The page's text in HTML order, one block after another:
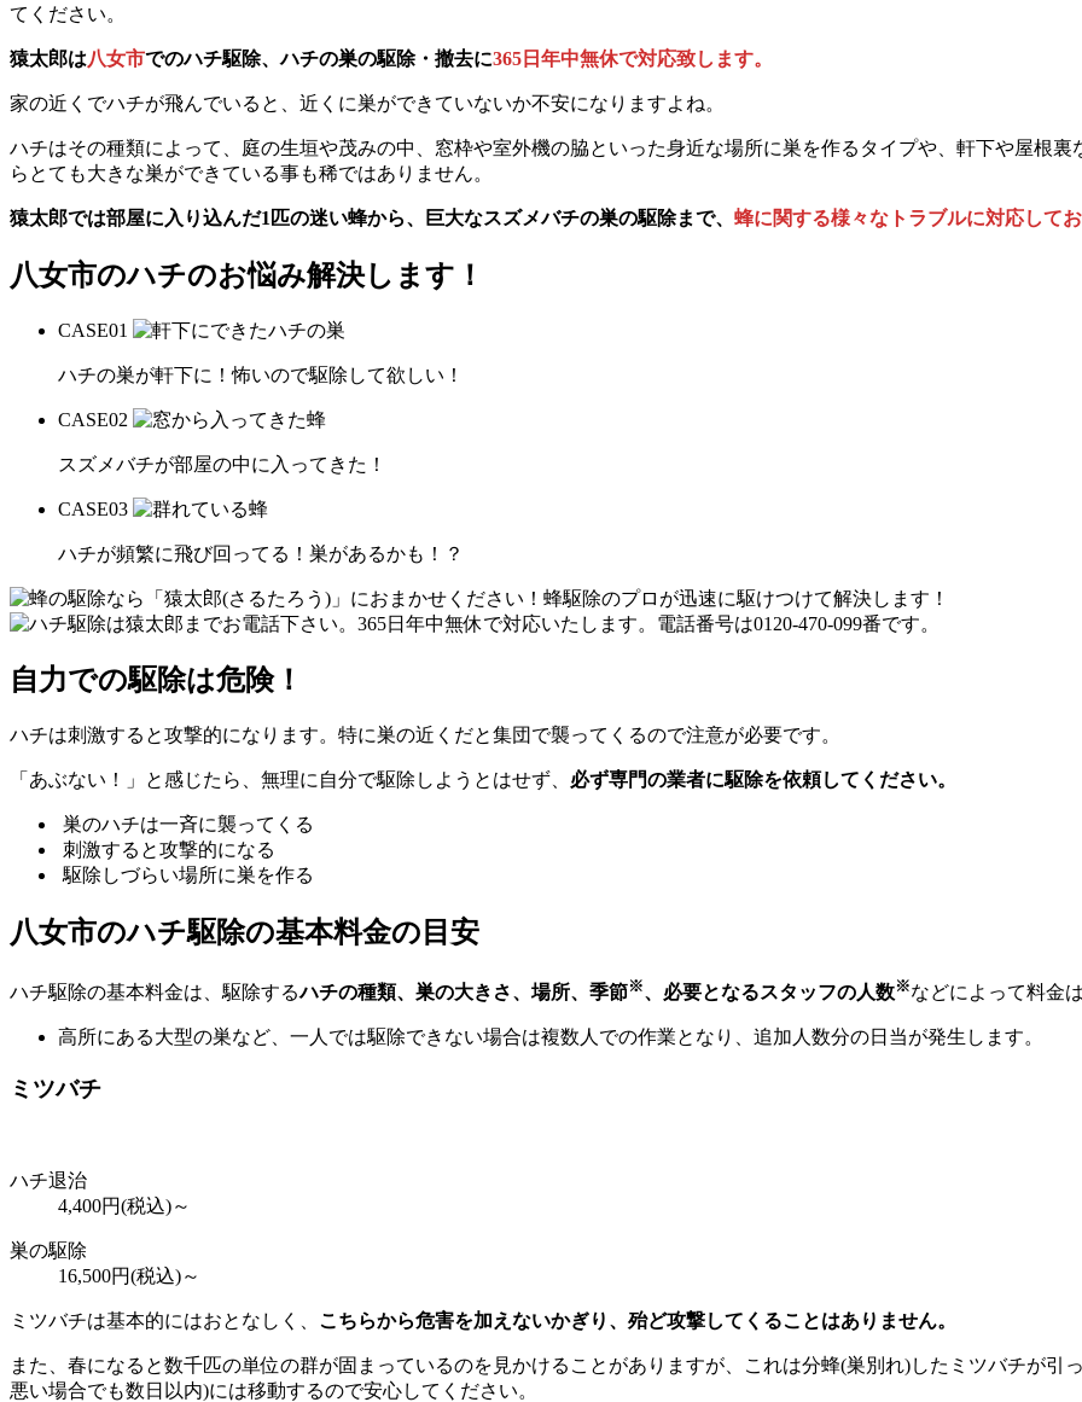
てください。
猿太郎は八女市でのハチ駆除、ハチの巣の駆除・撤去に365日年中無休で対応致します。
家の近くでハチが飛んでいると、近くに巣ができていないか不安になりますよね。
ハチはその種類によって、庭の生垣や茂みの中、窓枠や室外機の脇といった身近な場所に巣を作るタイプや、軒下や屋根
らとても大きな巣ができている事も稀ではありません。
猿太郎では部屋に入り込んだ1匹の迷い蜂から、巨大なスズメバチの巣の駆除まで、 蜂に関する様々なトラブルに対応してお
八女市のハチのお悩み解決します！
CASE01
ハチの巣が軒下に！怖いので駆除して欲しい！
CASE02
スズメバチが部屋の中に入ってきた！
CASE03
ハチが頻繁に飛び回ってる！巣があるかも！？
自力での駆除は危険！
ハチは刺激すると攻撃的になります。特に巣の近くだと集団で襲ってくるので注意が必要です。
「あぶない！」と感じたら、無理に自分で駆除しようとはせず、 必ず専門の業者に駆除を依頼してください。
巣のハチは一斉に襲ってくる
刺激すると攻撃的になる
駆除しづらい場所に巣を作る
八女市のハチ駆除の基本料金の目安
ハチ駆除の基本料金は、駆除するハチの種類、巣の大きさ、場所、季節※、必要となるスタッフの人数※などによって料金
高所にある大型の巣など、一人では駆除できない場合は複数人での作業となり、追加人数分の日当が発生します。
ミツバチ
ハチ退治
4,400円(税込)～
巣の駆除
16,500円(税込)～
ミツバチは基本的にはおとなしく、 こちらから危害を加えないかぎり、殆ど攻撃してくることはありません。
また、春になると数千匹の単位の群が固まっているのを見かけることがありますが、これは分蜂(巣別れ)したミツバチが引
悪い場合でも数日以内)には移動するので安心してください。